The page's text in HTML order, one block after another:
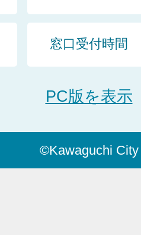
窓口受付時間
PC版を表示
©Kawaguchi City